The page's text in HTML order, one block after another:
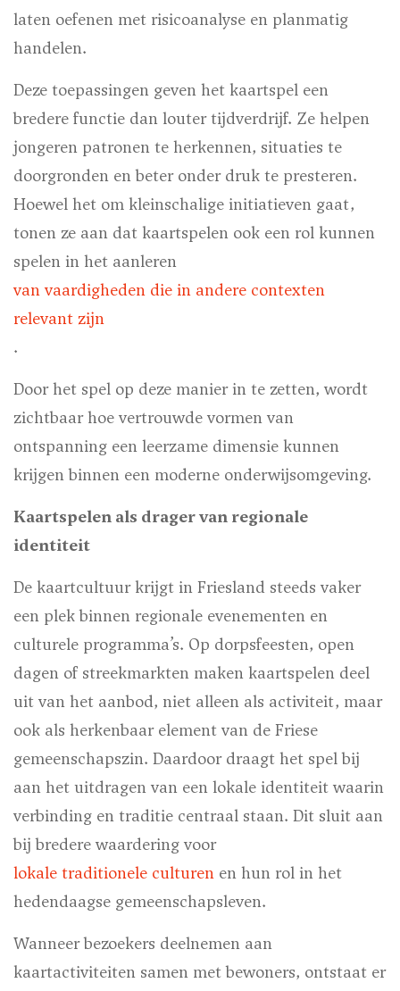
laten oefenen met risicoanalyse en planmatig
handelen.
Deze toepassingen geven het kaartspel een
bredere functie dan louter tijdverdrijf. Ze helpen
jongeren patronen te herkennen, situaties te
doorgronden en beter onder druk te presteren.
Hoewel het om kleinschalige initiatieven gaat,
tonen ze aan dat kaartspelen ook een rol kunnen
spelen in het aanleren
van vaardigheden die in andere contexten
relevant zijn
.
Door het spel op deze manier in te zetten, wordt
zichtbaar hoe vertrouwde vormen van
ontspanning een leerzame dimensie kunnen
krijgen binnen een moderne onderwijsomgeving.
Kaartspelen als drager van regionale
identiteit
De kaartcultuur krijgt in Friesland steeds vaker
een plek binnen regionale evenementen en
culturele programma’s. Op dorpsfeesten, open
dagen of streekmarkten maken kaartspelen deel
uit van het aanbod, niet alleen als activiteit, maar
ook als herkenbaar element van de Friese
gemeenschapszin. Daardoor draagt het spel bij
aan het uitdragen van een lokale identiteit waarin
verbinding en traditie centraal staan. Dit sluit aan
bij bredere waardering voor
lokale traditionele culturen en hun rol in het
hedendaagse gemeenschapsleven.
Wanneer bezoekers deelnemen aan
kaartactiviteiten samen met bewoners, ontstaat er